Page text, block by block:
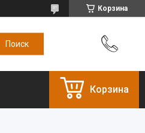
Корзина
Корзина